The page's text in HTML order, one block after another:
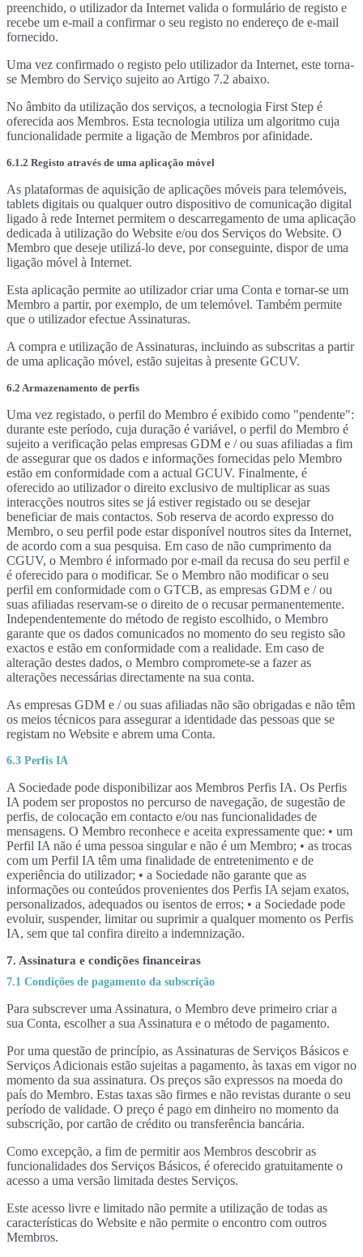
preenchido, o utilizador da Internet valida o formulário de registo e
recebe um e-mail a confirmar o seu registo no endereço de e-mail
fornecido.
Uma vez confirmado o registo pelo utilizador da Internet, este torna-
se Membro do Serviço sujeito ao Artigo 7.2 abaixo.
No âmbito da utilização dos serviços, a tecnologia First Step é
oferecida aos Membros. Esta tecnologia utiliza um algoritmo cuja
funcionalidade permite a ligação de Membros por afinidade.
6.1.2 Registo através de uma aplicação móvel
As plataformas de aquisição de aplicações móveis para telemóveis,
tablets digitais ou qualquer outro dispositivo de comunicação digital
ligado à rede Internet permitem o descarregamento de uma aplicação
dedicada à utilização do Website e/ou dos Serviços do Website. O
Membro que deseje utilizá-lo deve, por conseguinte, dispor de uma
ligação móvel à Internet.
Esta aplicação permite ao utilizador criar uma Conta e tornar-se um
Membro a partir, por exemplo, de um telemóvel. Também permite
que o utilizador efectue Assinaturas.
A compra e utilização de Assinaturas, incluindo as subscritas a partir
de uma aplicação móvel, estão sujeitas à presente GCUV.
6.2 Armazenamento de perfis
Uma vez registado, o perfil do Membro é exibido como "pendente":
durante este período, cuja duração é variável, o perfil do Membro é
sujeito a verificação pelas empresas GDM e / ou suas afiliadas a fim
de assegurar que os dados e informações fornecidas pelo Membro
estão em conformidade com a actual GCUV. Finalmente, é
oferecido ao utilizador o direito exclusivo de multiplicar as suas
interacções noutros sites se já estiver registado ou se desejar
beneficiar de mais contactos. Sob reserva de acordo expresso do
Membro, o seu perfil pode estar disponível noutros sites da Internet,
de acordo com a sua pesquisa. Em caso de não cumprimento da
CGUV, o Membro é informado por e-mail da recusa do seu perfil e
é oferecido para o modificar. Se o Membro não modificar o seu
perfil em conformidade com o GTCB, as empresas GDM e / ou
suas afiliadas reservam-se o direito de o recusar permanentemente.
Independentemente do método de registo escolhido, o Membro
garante que os dados comunicados no momento do seu registo são
exactos e estão em conformidade com a realidade. Em caso de
alteração destes dados, o Membro compromete-se a fazer as
alterações necessárias directamente na sua conta.
As empresas GDM e / ou suas afiliadas não são obrigadas e não têm
os meios técnicos para assegurar a identidade das pessoas que se
registam no Website e abrem uma Conta.
6.3 Perfis IA
A Sociedade pode disponibilizar aos Membros Perfis IA. Os Perfis
IA podem ser propostos no percurso de navegação, de sugestão de
perfis, de colocação em contacto e/ou nas funcionalidades de
mensagens. O Membro reconhece e aceita expressamente que: • um
Perfil IA não é uma pessoa singular e não é um Membro; • as trocas
com um Perfil IA têm uma finalidade de entretenimento e de
experiência do utilizador; • a Sociedade não garante que as
informações ou conteúdos provenientes dos Perfis IA sejam exatos,
personalizados, adequados ou isentos de erros; • a Sociedade pode
evoluir, suspender, limitar ou suprimir a qualquer momento os Perfis
IA, sem que tal confira direito a indemnização.
7. Assinatura e condições financeiras
7.1 Condições de pagamento da subscrição
Para subscrever uma Assinatura, o Membro deve primeiro criar a
sua Conta, escolher a sua Assinatura e o método de pagamento.
Por uma questão de princípio, as Assinaturas de Serviços Básicos e
Serviços Adicionais estão sujeitas a pagamento, às taxas em vigor no
momento da sua assinatura. Os preços são expressos na moeda do
país do Membro. Estas taxas são firmes e não revistas durante o seu
período de validade. O preço é pago em dinheiro no momento da
subscrição, por cartão de crédito ou transferência bancária.
Como excepção, a fim de permitir aos Membros descobrir as
funcionalidades dos Serviços Básicos, é oferecido gratuitamente o
acesso a uma versão limitada destes Serviços.
Este acesso livre e limitado não permite a utilização de todas as
características do Website e não permite o encontro com outros
Membros.